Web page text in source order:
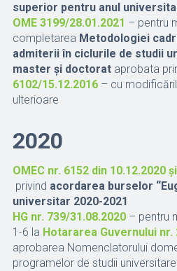
superior pentru anul
OME 3199/28.01.2021 – pentru
completarea Metodologiei
admiterii în ciclurile de studii
master și doctorataprobata
6102/15.12.2016– cu
ulterioare
2020
OMEC nr. 6152 din 10.12.2020
privind acordarea burselor
universitar 2020-2021
HG nr. 739/31.08.2020– pentru
1-6 la Hotararea Guvernului nr.
aprobarea Nomenclatorului
programelor de studii